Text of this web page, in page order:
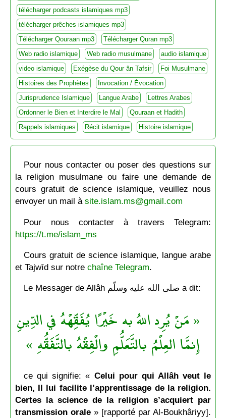
télécharger podcasts islamiques mp3
télécharger prêches islamiques mp3
Télécharger Qouraan mp3
Télécharger Quran mp3
Web radio islamique
Web radio musulmane
audio islamique
video islamique
Exégèse du Qour ân Tafsir
Foi Musulmane
Histoires des Prophètes
Invocation / Évocation
Jurisprudence Islamique
Langue Arabe
Lettres Arabes
Ordonner le Bien et Interdire le Mal
Qouraan et Hadith
Rappels islamiques
Récit islamique Histoire islamique
Pour nous contacter ou poser des questions sur
la religion musulmane ou faire une demande de
cours gratuit de science islamique, veuillez nous
envoyer un mail à site.islam.ms@gmail.com
Pour nous contacter à travers Telegram:
https://t.me/islam_ms
Cours gratuit de science islamique, langue arabe
et Tajwīd sur notre chaîne Telegram.
Le Messager de Allâh صلى الله عليه وسلّم a dit:
« مَنْ يُرِد اللهُ به خَيْرًا يُفَقِّهْهُ في الدِّينِ
إِنمَّا العِلْمُ بالتَّعَلُّمِ والْفِقْهُ بالتَّفَقُّهِ »
ce qui signifie: « Celui pour qui Allâh veut le
bien, Il lui facilite l’apprentissage de la religion.
Certes la science de la religion s’acquiert par
transmission orale» [rapporté par Al-Boukhâriyy].